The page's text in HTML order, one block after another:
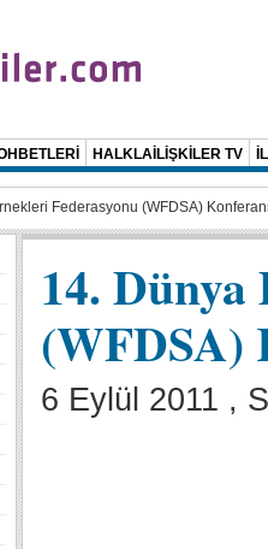
HALKLAİLİŞKİLER TV
Federasyonu (WFDSA)
14. Dünya
(WFDSA)
6 Eylül 2011 ,